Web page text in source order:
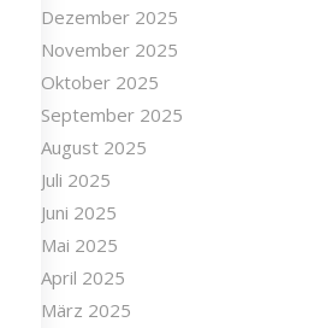
Dezember 2025
November 2025
Oktober 2025
September 2025
August 2025
Juli 2025
Juni 2025
Mai 2025
April 2025
März 2025